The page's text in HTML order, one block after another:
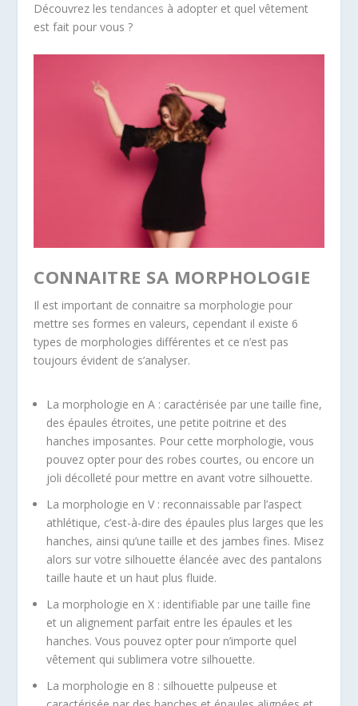
Découvrez lestendances à adopter et quel vêtement
est fait pour vous ?
CONNAITRE SA MORPHOLOGIE
Il est important de connaitre sa morphologie pour
mettre ses formes en valeurs, cependant il existe 6
types de morphologies différentes et ce n’est pas
toujours évident de s’analyser.
La morphologie en A : caractérisée par une taille fine,
des épaules étroites, une petite poitrine et des
hanches imposantes. Pour cette morphologie, vous
pouvez opter pour des robes courtes, ou encore un
joli décolleté pour mettre en avant votre silhouette.
La morphologie en V : reconnaissable par l’aspect
athlétique, c’est-à-dire des épaules plus larges que les
hanches, ainsi qu’une taille et des jambes fines. Misez
alors sur votre silhouette élancée avec des pantalons
taille haute et un haut plus fluide.
La morphologie en X : identifiable par une taille fine
et un alignement parfait entre les épaules et les
hanches. Vous pouvez opter pour n’importe quel
vêtement qui sublimera votre silhouette.
La morphologie en 8 : silhouette pulpeuse et